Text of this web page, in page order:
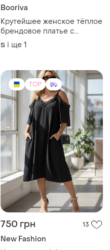
Booriva
Крутейшее женское тёплое
брендовое платье с
бахромой на спине ❤️‍🔥
S і ще 1
TOP
750 грн 13
New Fashion